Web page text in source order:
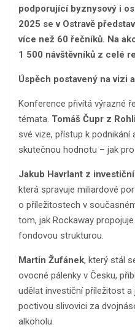
podporující byznysový i
2025 se v Ostravě
více než 60 řečníků. Na
1 500 návštěvníků z celé
Úspěch postavený na vizi
Konference přivítá výrazné
témata. Tomáš Čupr z
své vize, přístup k
skutečnou hodnotu – jak
Jakub Havrlant z
která spravuje miliardové
o příležitostech v
tom, jak Rockaway
fondovou strukturou.
Martin Žufánek, který stál
ovocné pálenky v Česku,
udělat investiční příležitost
poctivou slivovici za
alkoholu.